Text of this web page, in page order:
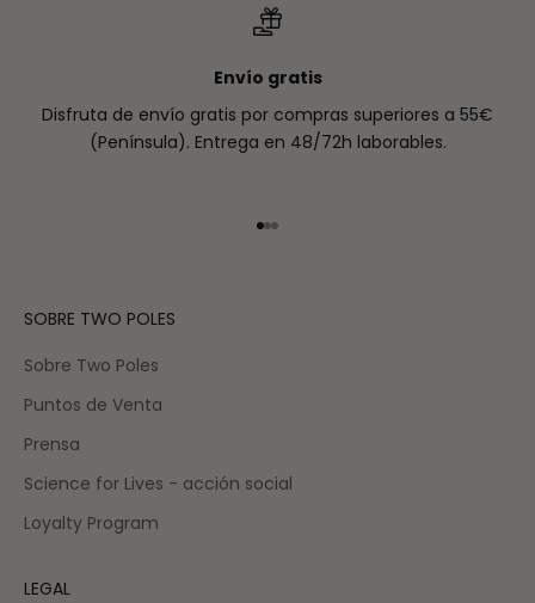
Envío gratis
Disfruta de envío gratis por compras superiores a 55€
(Península). Entrega en 48/72h laborables.
Ir al artículo 1
Ir al artículo 2
Ir al artículo 3
SOBRE TWO POLES
Sobre Two Poles
Puntos de Venta
Prensa
Science for Lives - acción social
Loyalty Program
LEGAL